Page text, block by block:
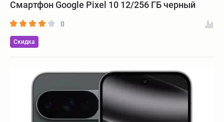
Смартфон Google Pixel 10 12/256 ГБ черный
0
Скидка